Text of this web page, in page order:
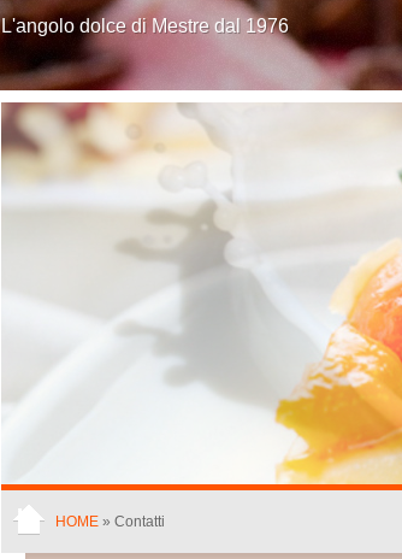
L'angolo dolce di Mestre dal 1976
HOME » Contatti